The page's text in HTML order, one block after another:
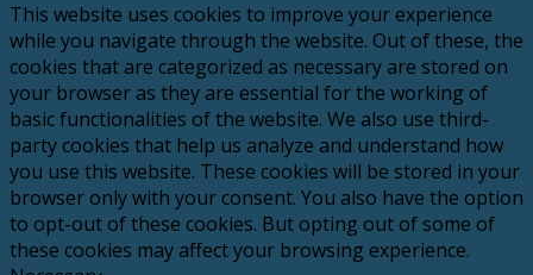
This website uses cookies to improve your experience
while you navigate through the website. Out of these, the
cookies that are categorized as necessary are stored on
your browser as they are essential for the working of
basic functionalities of the website. We also use third-
party cookies that help us analyze and understand how
you use this website. These cookies will be stored in your
browser only with your consent. You also have the option
to opt-out of these cookies. But opting out of some of
these cookies may affect your browsing experience.